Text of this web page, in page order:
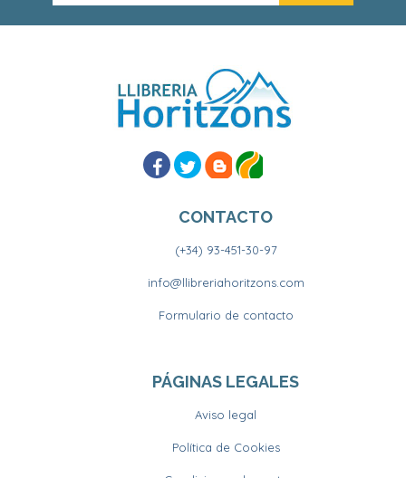
CONTACTO
(+34) 93-451-30-97
info@llibreriahoritzons.com
Formulario de contacto
PÁGINAS LEGALES
Aviso legal
Política de Cookies